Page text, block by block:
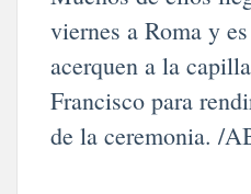
viernes a Roma y
acerquen a la
Francisco para
de la ceremonia. /